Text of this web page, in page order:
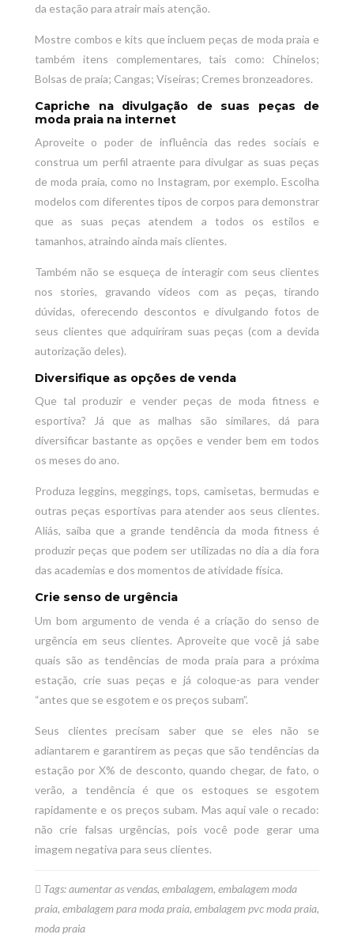
da estação para atrair mais atenção.
Mostre combos e kits que incluem peças de moda praia e
também itens complementares, tais como: Chinelos;
Bolsas de praia; Cangas; Viseiras; Cremes bronzeadores.
Capriche na divulgação de suas peças de
moda praia na internet
Aproveite o poder de influência das redes sociais e
construa um perfil atraente para divulgar as suas peças
de moda praia, como no Instagram, por exemplo. Escolha
modelos com diferentes tipos de corpos para demonstrar
que as suas peças atendem a todos os estilos e
tamanhos, atraindo ainda mais clientes.
Também não se esqueça de interagir com seus clientes
nos stories, gravando vídeos com as peças, tirando
dúvidas, oferecendo descontos e divulgando fotos de
seus clientes que adquiriram suas peças (com a devida
autorização deles).
Diversifique as opções de venda
Que tal produzir e vender peças de moda fitness e
esportiva? Já que as malhas são similares, dá para
diversificar bastante as opções e vender bem em todos
os meses do ano.
Produza leggins, meggings, tops, camisetas, bermudas e
outras peças esportivas para atender aos seus clientes.
Aliás, saiba que a grande tendência da moda fitness é
produzir peças que podem ser utilizadas no dia a dia fora
das academias e dos momentos de atividade física.
Crie senso de urgência
Um bom argumento de venda é a criação do senso de
urgência em seus clientes. Aproveite que você já sabe
quais são as tendências de moda praia para a próxima
estação, crie suas peças e já coloque-as para vender
“antes que se esgotem e os preços subam”.
Seus clientes precisam saber que se eles não se
adiantarem e garantirem as peças que são tendências da
estação por X% de desconto, quando chegar, de fato, o
verão, a tendência é que os estoques se esgotem
rapidamente e os preços subam. Mas aqui vale o recado:
não crie falsas urgências, pois você pode gerar uma
imagem negativa para seus clientes.
Tags:aumentar as vendas, embalagem, embalagem moda
praia, embalagem para moda praia, embalagem pvc moda praia,
moda praia